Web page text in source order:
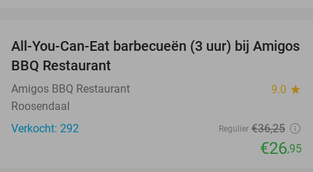
26%
All-You-Can-Eat barbecueën (3 uur) bij Amigos
BBQ Restaurant
Amigos BBQ Restaurant 9.0 star
Roosendaal
Verkocht: 292
Regulier €36,25
€26,95